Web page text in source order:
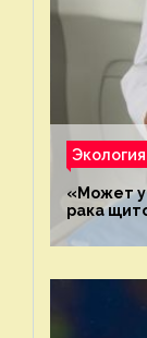
Экология
«Может
рака